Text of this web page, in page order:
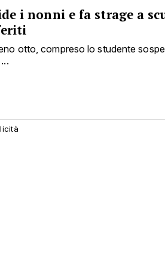
i nonni e fa strage a
otto, compreso lo studente